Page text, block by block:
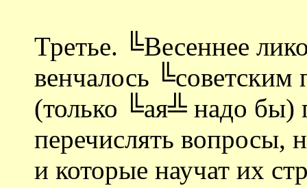
Третье. ╚Весеннее
венчалось
(только ╚ая╩ надо бы)
перечислять вопросы,
и которые научат их